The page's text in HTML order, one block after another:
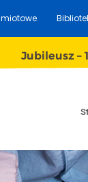
Jubileusz –